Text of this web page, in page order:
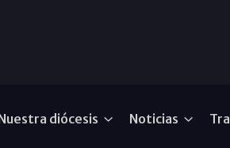
diócesis Noticias